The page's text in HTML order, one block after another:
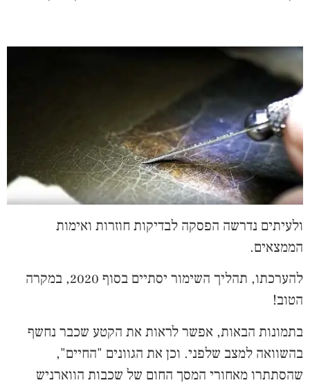
ולעיתים נדרשה הפסקה לבדיקות חוזרות ואימות
הממצאים.
להערכתו, תהליך השימור יסתיים בסוף 2020, במקרה
הטוב!
בתמונות הבאות, אפשר לראות את הקטע שכבר נחשף
בהשוואה למצב שלפני. וכן את הגוונים "החיים",
שהסתתרו מאחורי המסך החום של שכבות הווארניש